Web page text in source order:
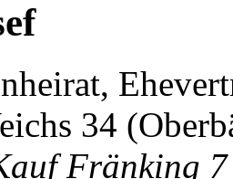
34
Fränking 7